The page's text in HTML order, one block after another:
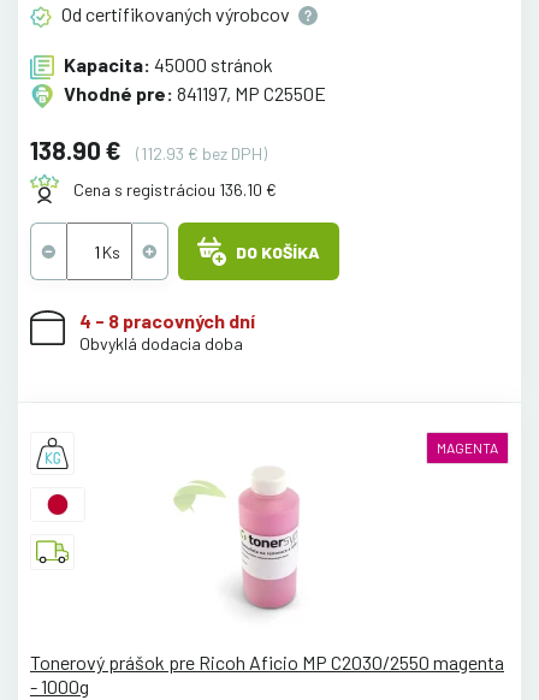
Od certifikovaných výrobcov
Kapacita: 45000 stránok
Vhodné pre: 841197, MP C2550E
138.90 €
(112.93 € bez DPH)
Cena s registráciou 136.10 €
DO KOŠÍKA
4 - 8 pracovných dní
Obvyklá dodacia doba
MAGENTA
Tonerový prášok pre Ricoh Aficio MP C2030/2550 magenta
- 1000g